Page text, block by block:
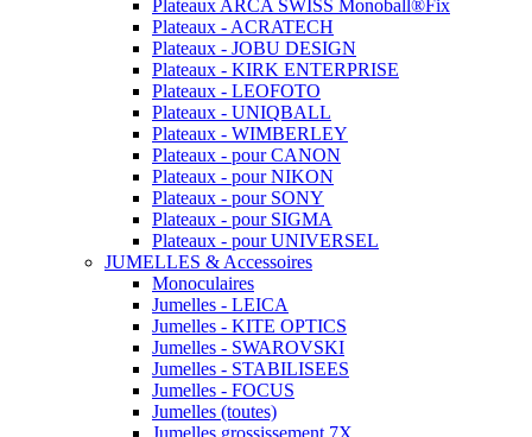
Plateaux ARCA SWISS Monoball®Fix
Plateaux - ACRATECH
Plateaux - JOBU DESIGN
Plateaux - KIRK ENTERPRISE
Plateaux - LEOFOTO
Plateaux - UNIQBALL
Plateaux - WIMBERLEY
Plateaux - pour CANON
Plateaux - pour NIKON
Plateaux - pour SONY
Plateaux - pour SIGMA
Plateaux - pour UNIVERSEL
JUMELLES & Accessoires
Monoculaires
Jumelles - LEICA
Jumelles - KITE OPTICS
Jumelles - SWAROVSKI
Jumelles - STABILISEES
Jumelles - FOCUS
Jumelles (toutes)
Jumelles grossissement 7X